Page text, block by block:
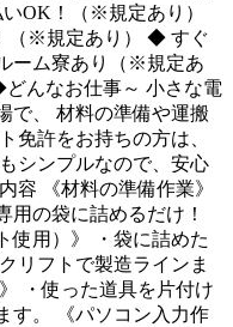
OK！（※規定あり）
（※規定あり） ◆ すぐ
ーム寮あり（※規定あ
どんなお仕事～ 小さな電
で、 材料の準備や運搬
免許をお持ちの方は、
シンプルなので、安心
容 《材料の準備作業》
用の袋に詰めるだけ！
使用）》 ・袋に詰めた
フトで製造ラインま
・使った道具を片付け
す。 《パソコン入力作